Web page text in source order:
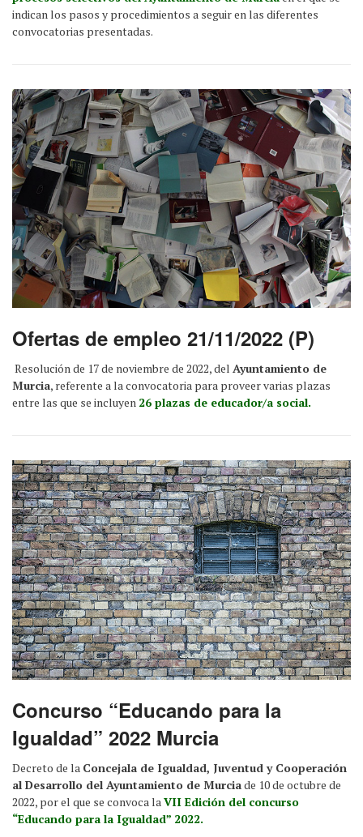
indican los pasos y procedimientos a seguir en las diferentes
convocatorias presentadas.
Ofertas de empleo 21/11/2022 (P)
Resolución de 17 de noviembre de 2022, del Ayuntamiento de
Murcia, referente a la convocatoria para proveer varias plazas
entre las que se incluyen 26 plazas de educador/a social.
Concurso “Educando para la
Igualdad” 2022 Murcia
Decreto de la Concejala de Igualdad, Juventud y Cooperación
al Desarrollo del Ayuntamiento de Murciade 10 de octubre de
2022, por el que se convoca la VII Edición del concurso
“Educando para la Igualdad” 2022.